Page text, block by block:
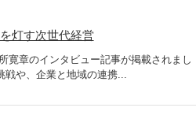
灯す次世代経営
寛章のインタビュー記事が掲載されまし
や、企業と地域の連携...